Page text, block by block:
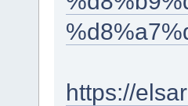
https://